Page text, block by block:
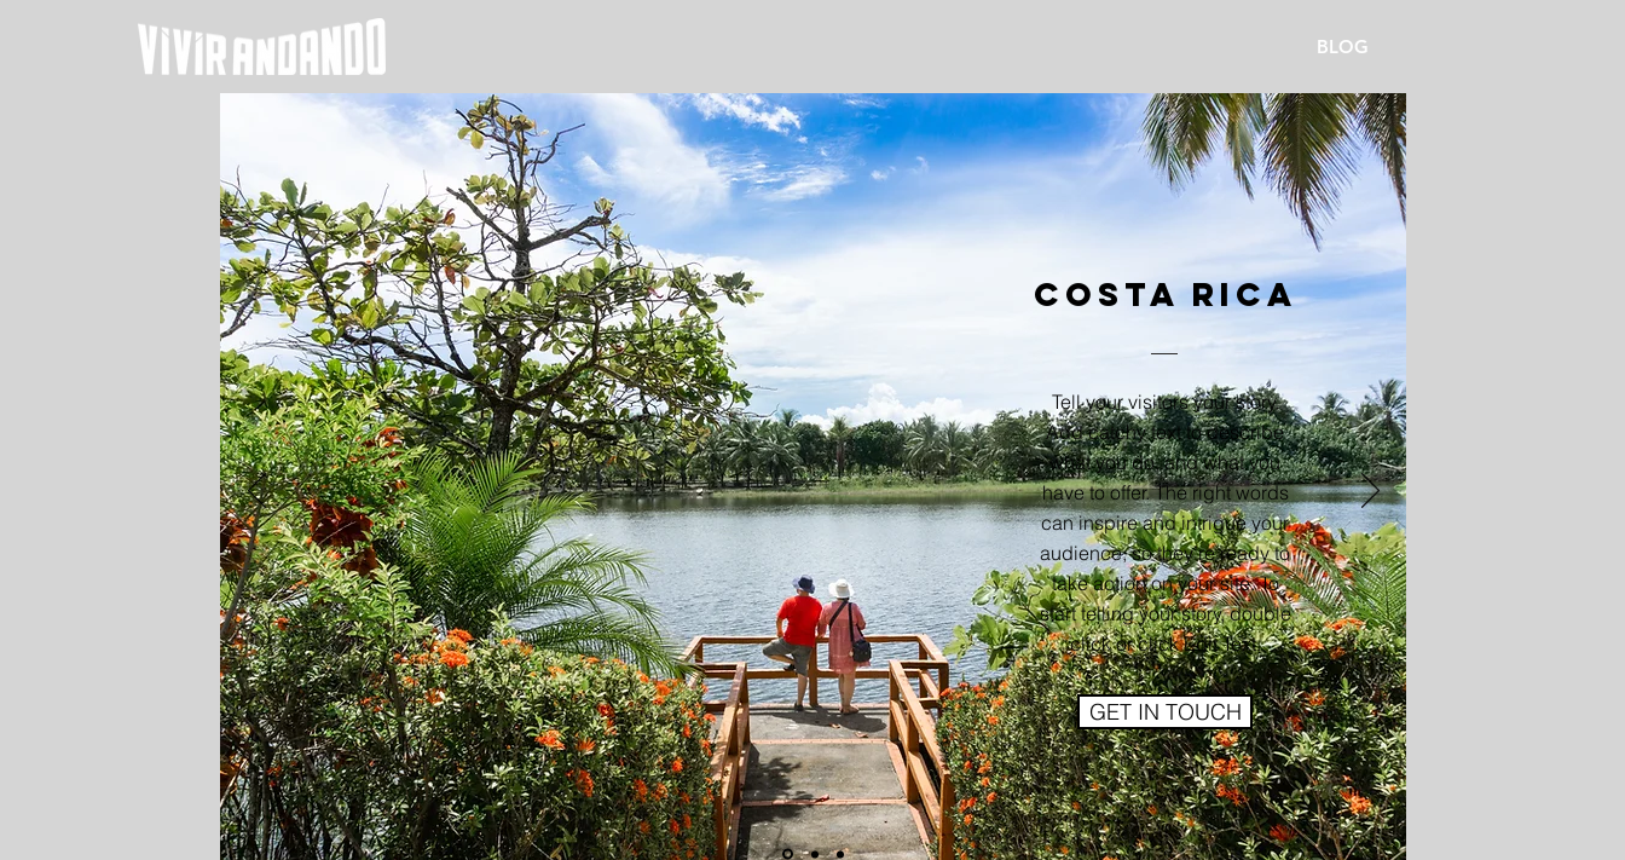
BLOG
Costa Rica
Tell your visitors your story.
Add catchy text to describe
what you do, and what you
have to offer. The right words
can inspire and intrigue your
audience, so they’re ready to
take action on your site. To
start telling your story, double
click or click Edit Text.
GET IN TOUCH